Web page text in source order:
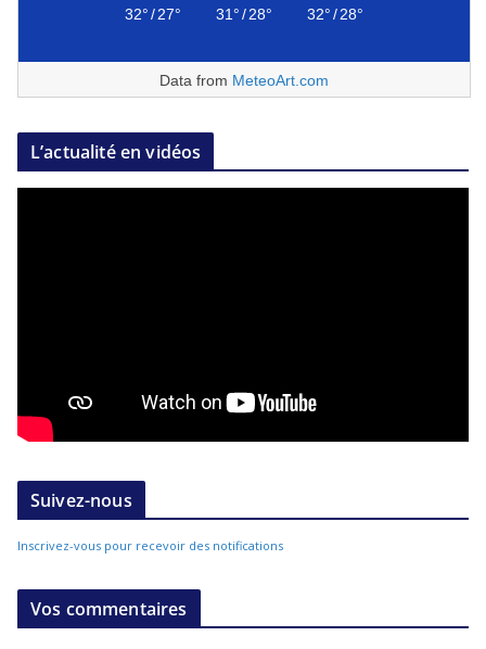
32°/27° 31°/28° 32°/28°
Data from MeteoArt.com
L’actualité en vidéos
Suivez-nous
Inscrivez-vous pour recevoir des notifications
Vos commentaires